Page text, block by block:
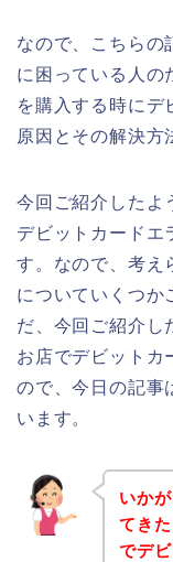
なので、こちらの
に困っている人の
を購入する時にデ
原因とその解決方
今回ご紹介したよ
デビットカードエ
す。なので、考え
についていくつか
だ、今回ご紹介し
お店でデビットカ
ので、今日の記事
います。
いか
てき
でデ